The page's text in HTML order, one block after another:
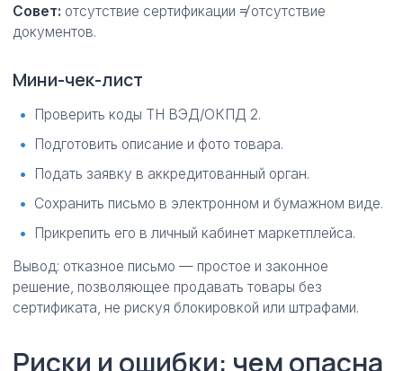
Совет: отсутствие сертификации ≠ отсутствие
документов.
Мини-чек-лист
Проверить коды ТН ВЭД/ОКПД 2.
Подготовить описание и фото товара.
Подать заявку в аккредитованный орган.
Сохранить письмо в электронном и бумажном виде.
Прикрепить его в личный кабинет маркетплейса.
Вывод: отказное письмо — простое и законное
решение, позволяющее продавать товары без
сертификата, не рискуя блокировкой или штрафами.
Риски и ошибки: чем опасна